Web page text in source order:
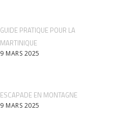
GUIDE PRATIQUE POUR LA
MARTINIQUE
9 MARS 2025
ESCAPADE EN MONTAGNE
9 MARS 2025